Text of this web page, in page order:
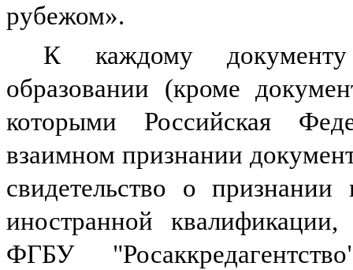
рубежом».
К каждому документу
образовании (кроме
которыми Российская
взаимном признании
свидетельство о
иностранной
ФГБУ